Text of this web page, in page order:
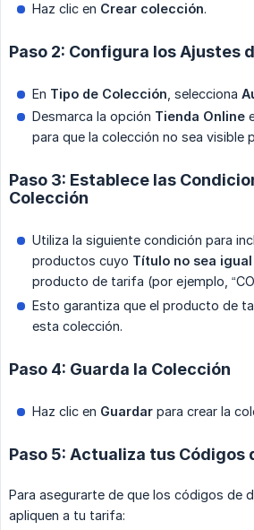
Haz clic en Crear colección.
Paso 2: Configura los Ajustes
En Tipo de Colección , selecciona
Desmarca la opción Tienda Online
para que la colección no sea visible
Paso 3: Establece las
Colección
Utiliza la siguiente condición para
productos cuyo Título no sea igual
producto de tarifa (por ejemplo,
Esto garantiza que el producto de
esta colección.
Paso 4: Guarda la Colección
Haz clic en Guardar para crear la
Paso 5: Actualiza tus Códigos
Para asegurarte de que los códigos de
apliquen a tu tarifa: